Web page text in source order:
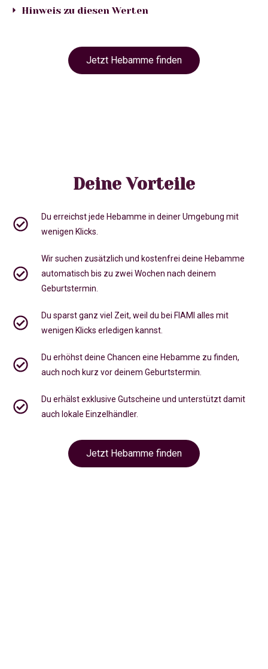
Hinweis zu diesen Werten
Jetzt Hebamme finden
Deine Vorteile
Du erreichst jede Hebamme in deiner Umgebung mit
wenigen Klicks.
Wir suchen zusätzlich und kostenfrei deine Hebamme
automatisch bis zu zwei Wochen nach deinem
Geburtstermin.
Du sparst ganz viel Zeit, weil du bei FIAMI alles mit
wenigen Klicks erledigen kannst.
Du erhöhst deine Chancen eine Hebamme zu finden,
auch noch kurz vor deinem Geburtstermin
Du erhälst exklusive Gutscheine und unterstützt damit
auch lokale Einzelhändler.
Jetzt Hebamme finden